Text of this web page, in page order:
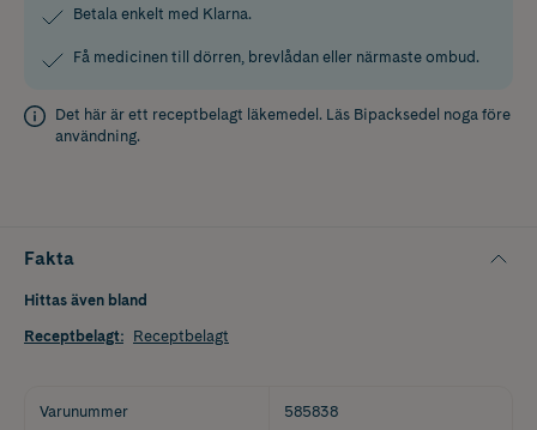
Betala enkelt med Klarna.
Få medicinen till dörren, brevlådan eller närmaste ombud.
Det här är ett receptbelagt läkemedel. Läs Bipacksedel noga före
användning.
Fakta
Hittas även bland
Receptbelagt: Receptbelagt
Varunummer 585838